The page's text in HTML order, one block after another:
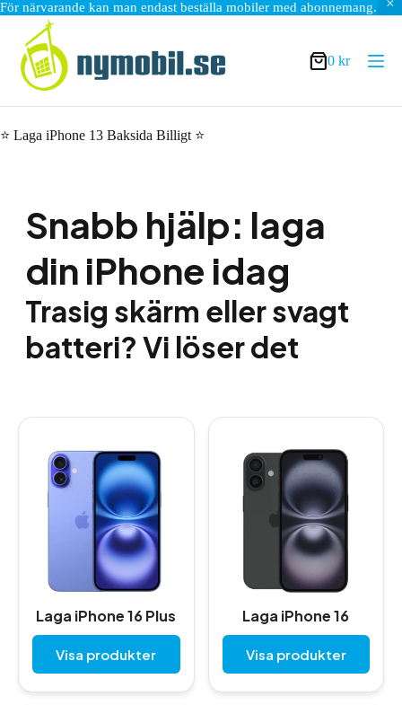
För närvarande kan man endast beställa mobiler med abonnemang.
innehåll
Varukorg
0 kr
⭐ Laga iPhone 13 Baksida Billigt ⭐
Snabb hjälp: laga
din iPhone idag
Trasig skärm eller svagt
batteri? Vi löser det
Laga iPhone 16 Plus
Visa produkter
Laga iPhone 16
Visa produkter